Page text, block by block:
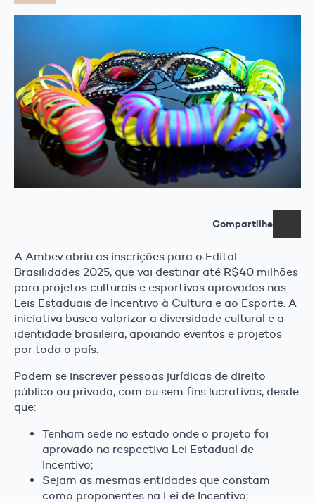
Compartilhe
A Ambev abriu as inscrições para o Edital
Brasilidades 2025, que vai destinar até R$40 milhões
para projetos culturais e esportivos aprovados nas
Leis Estaduais de Incentivo à Cultura e ao Esporte. A
iniciativa busca valorizar a diversidade cultural e a
identidade brasileira, apoiando eventos e projetos
por todo o país.
Podem se inscrever pessoas jurídicas de direito
público ou privado, com ou sem fins lucrativos, desde
que:
Tenham sede no estado onde o projeto foi
aprovado na respectiva Lei Estadual de
Incentivo;
Sejam as mesmas entidades que constam
como proponentes na Lei de Incentivo;